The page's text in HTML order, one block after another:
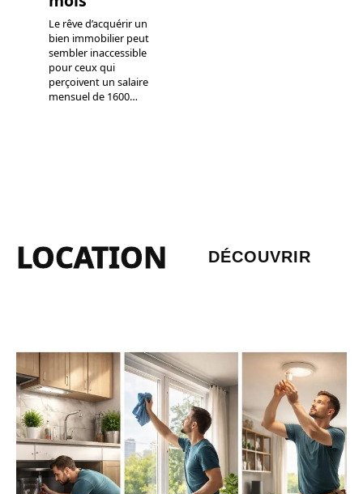
Le rêve d’acquérir un
bien immobilier peut
sembler inaccessible
pour ceux qui
perçoivent un salaire
mensuel de 1600…
LOCATION DÉCOUVRIR